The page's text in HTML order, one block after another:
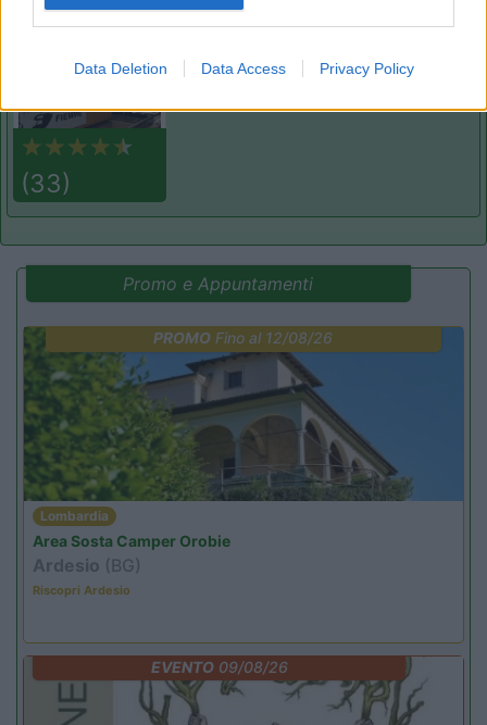
Data Deletion Data Access Privacy Policy
8.8
(33)
Area di sosta
Promo e Appuntamenti
PROMO Fino al 12/08/26
Lombardia
Area Sosta Camper Orobie
Ardesio (BG)
Riscopri Ardesio
EVENTO09/08/26